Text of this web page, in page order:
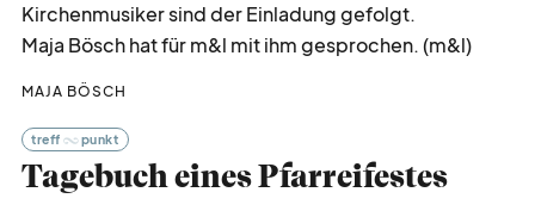
Kirchenmusiker sind der Einladung gefolgt.
Maja Bösch hat für m&l mit ihm gesprochen. (m&l)
MAJA BÖSCH
treff punkt
Tagebuch eines Pfarreifestes